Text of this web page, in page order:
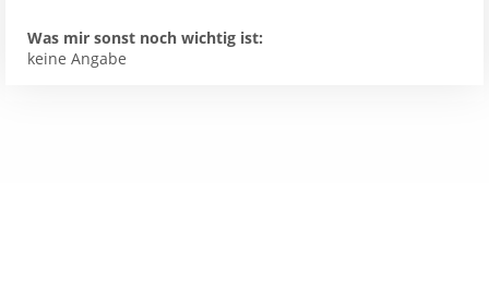
Was mir sonst noch wichtig ist:
keine Angabe